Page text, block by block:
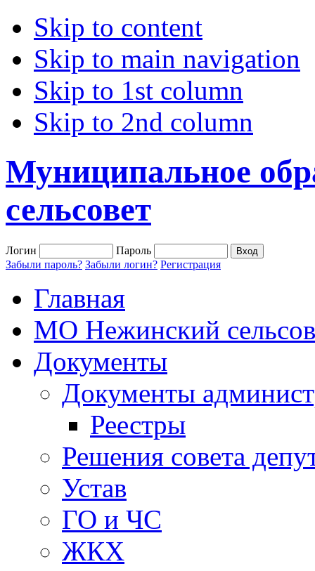
Skip to content
Skip to main navigation
Skip to 1st column
Skip to 2nd column
Муниципальное
сельсовет
Логин
Пароль
Забыли пароль? Забыли логин? Регистрация
Главная
МО Нежинский
Документы
Документы
Реестры
Решения совета
Устав
ГО и ЧС
ЖКХ